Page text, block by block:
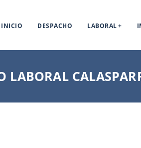
INICIO DESPACHO LABORAL
LABORAL